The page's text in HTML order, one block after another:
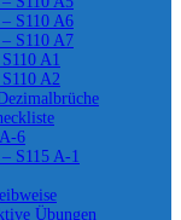
S110 A6
S110 A7
A1
A2
6
S115 A-1
Übungen